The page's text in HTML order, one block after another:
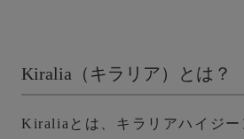
Kiralia（キラリア）とは？
Kiraliaとは、キラリアハイジー